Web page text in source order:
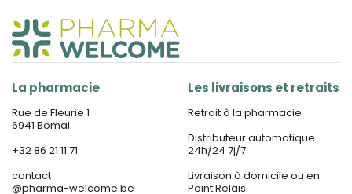
La pharmacie
Rue de Fleurie 1
6941 Bomal
+32 86 21 11 71
contact
@pharma-welcome.be
Les livraisons et retraits
Retrait à la pharmacie
Distributeur automatique
24h/24 7j/7
Livraison à domicile ou en
Point Relais